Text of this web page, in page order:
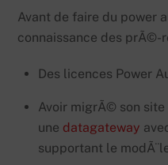
Avant de faire du power
connaissance des prÃ©-
Des licences Power
Avoir migrÃ© son
une datagateway
supportant le